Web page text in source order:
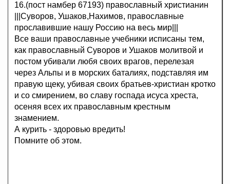
16.(пост намбер 67193) православный христианин
|||Суворов, Ушаков,Нахимов, православные
прославившие нашу Россию на весь мир|||
Все ваши православные учебники исписаны тем,
как православный Суворов и Ушаков молитвой и
постом убивали любя своих врагов, перелезая
через Альпы и в морских баталиях, подставляя им
правую щеку, убивая своих братьев-христиан кротко
и со смирением, во славу госпада исуса хреста,
осеняя всех их православным крестным
знамением.
А курить - здоровью вредить!
Помните об этом.